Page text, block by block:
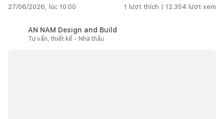
27/06/2026, lúc 10:00 1 lượt thích | 12.354 lượt xem
AN NAM Design and Build
Tư vấn, thiết kế - Nhà thầu